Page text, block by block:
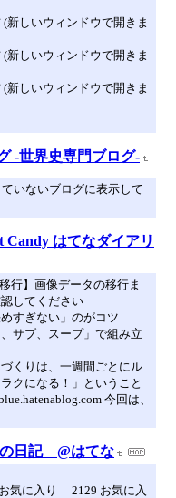
新しいウィンドウで開きま
新しいウィンドウで開きま
新しいウィンドウで開きま
-世界史専門ブログ-
いないブログに表示して
Candy はてなダイアリ
行】画像データの移行ま
してください
すぎない」のがコツ
サブ、スープ」で組み立
くりは、一週間ごとにル
クになる！」ということ
今回は、
日記 @はてな
気に入り 2129 お気に入